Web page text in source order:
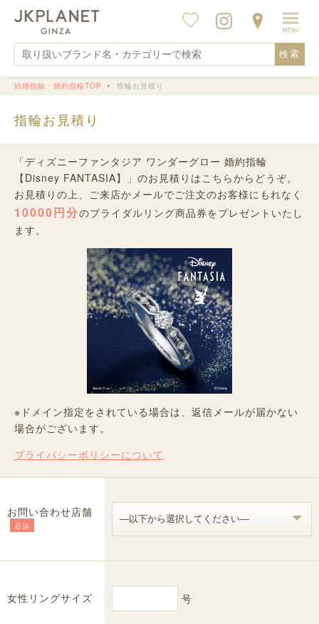
検索
結婚指輪・婚約指輪TOP 指輪お見積り
指輪お見積り
「ディズニーファンタジア ワンダーグロー 婚約指輪
【Disney FANTASIA】」のお見積りはこちらからどうぞ。
お見積りの上、ご来店かメールでご注文のお客様にもれなく
10000円分のブライダルリング商品券をプレゼントいたし
ます。
※ドメイン指定をされている場合は、返信メールが届かない
場合がございます。
プライバシーポリシーについて
お問い合わせ店舗
必須
女性リングサイズ 号